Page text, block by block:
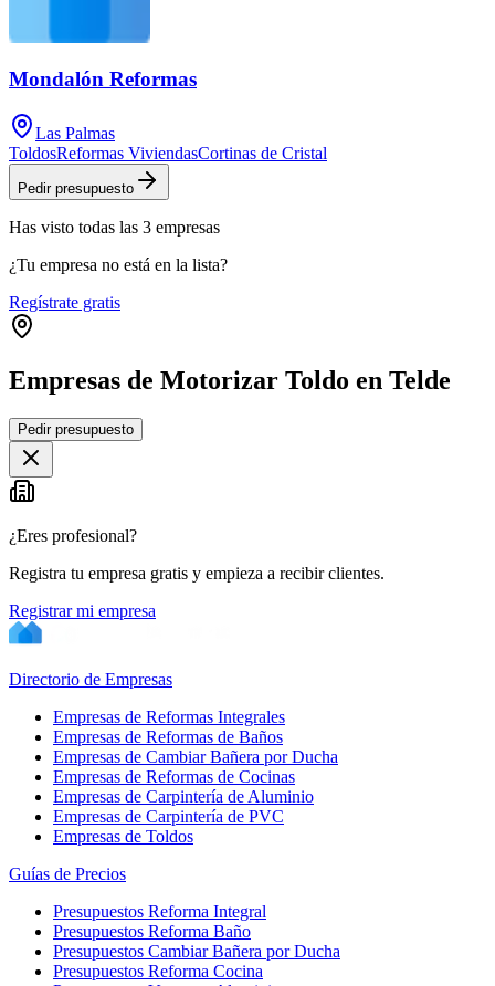
Mondalón Reformas
Las Palmas
ToldosReformas ViviendasCortinas de Cristal
Pedir presupuesto
Has visto todas las 3 empresas
¿Tu empresa no está en la lista?
Regístrate gratis
Empresas de Motorizar Toldo en Telde
+
−
Pedir presupuesto
¿Eres profesional?
Registra tu empresa gratis y empieza a recibir clientes.
Registrar mi empresa
Directorio de Empresas
Empresas de Reformas Integrales
Empresas de Reformas de Baños
Empresas de Cambiar Bañera por Ducha
Empresas de Reformas de Cocinas
Empresas de Carpintería de Aluminio
Empresas de Carpintería de PVC
Empresas de Toldos
Guías de Precios
Presupuestos Reforma Integral
Presupuestos Reforma Baño
Presupuestos Cambiar Bañera por Ducha
Presupuestos Reforma Cocina